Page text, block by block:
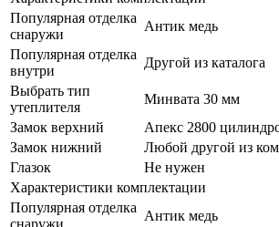
Популярная отделка
снаружи
Антик медь
Популярная отделка
внутри
Другой из каталога
Выбрать тип
утеплителя
Минвата 30 мм
Замок верхний
Апекс 2800
Замок нижний
Любой другой из
Глазок
Не нужен
Характеристики комплектации
Популярная отделка
снаружи
Антик медь